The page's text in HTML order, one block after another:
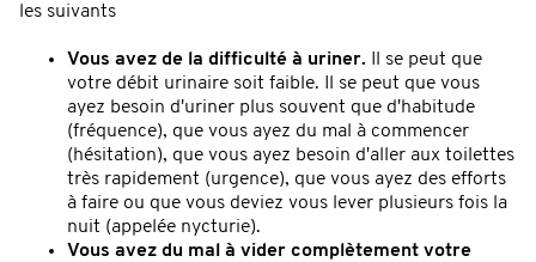
les suivants
Vous avez de la difficulté à uriner. Il se peut que
votre débit urinaire soit faible. Il se peut que vous
ayez besoin d'uriner plus souvent que d'habitude
(fréquence), que vous ayez du mal à commencer
(hésitation), que vous ayez besoin d'aller aux toilettes
très rapidement (urgence), que vous ayez des efforts
à faire ou que vous deviez vous lever plusieurs fois la
nuit (appelée nycturie).
Vous avez du mal à vider complètement votre